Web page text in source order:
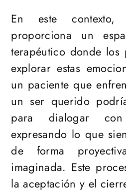
En este
proporciona un
terapéutico donde los
explorar estas
un paciente que
un ser querido
para dialogar
expresando lo que
de forma
imaginada. Este
la aceptación y el